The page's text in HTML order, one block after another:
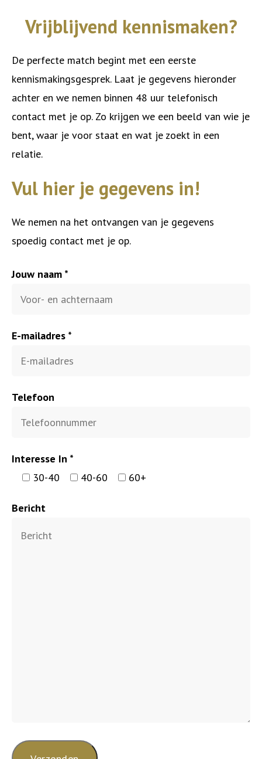
Vrijblijvend kennismaken?
De perfecte match begint met een eerste
kennismakingsgesprek. Laat je gegevens hieronder
achter en we nemen binnen 48 uur telefonisch
contact met je op. Zo krijgen we een beeld van wie je
bent, waar je voor staat en wat je zoekt in een
relatie.
Vul hier je gegevens in!
We nemen na het ontvangen van je gegevens
spoedig contact met je op.
Jouw naam *
E-mailadres *
Telefoon
Interesse In *
30-40
40-60 60+
Bericht